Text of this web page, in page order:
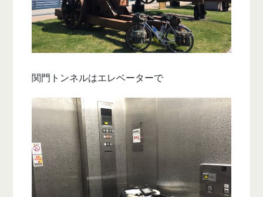
関門トンネルはエレベーターで